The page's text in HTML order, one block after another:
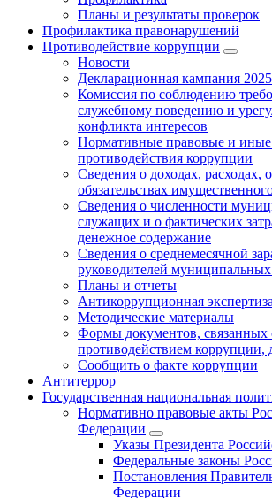
Планы и результаты проверок
Профилактика правонарушений
Противодействие коррупции
Новости
Декларационная кампания
Комиссия по соблюдению
служебному поведению и
конфликта интересов
Нормативные правовые и иные
противодействия коррупции
Сведения о доходах, расходах,
обязательствах
Сведения о численности
служащих и о фактических
денежное содержание
Сведения о среднемесячной
руководителей
Планы и отчеты
Антикоррупционная экспертиза
Методические материалы
Формы документов, связанных
противодействием коррупции,
Сообщить о факте коррупции
Антитеррор
Государственная национальная
Нормативно правовые акты
Федерации
Указы Президента
Федеральные законы
Постановления
Федерации